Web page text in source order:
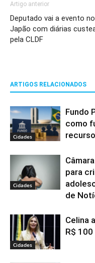
Artigo anterior
Deputado vai a evento no
Japão com diárias
pela CLDF
ARTIGOS RELACIONADOS
Cidades
Fundo
como
Cidades
para
de
Cidades
Celina
R$ 100